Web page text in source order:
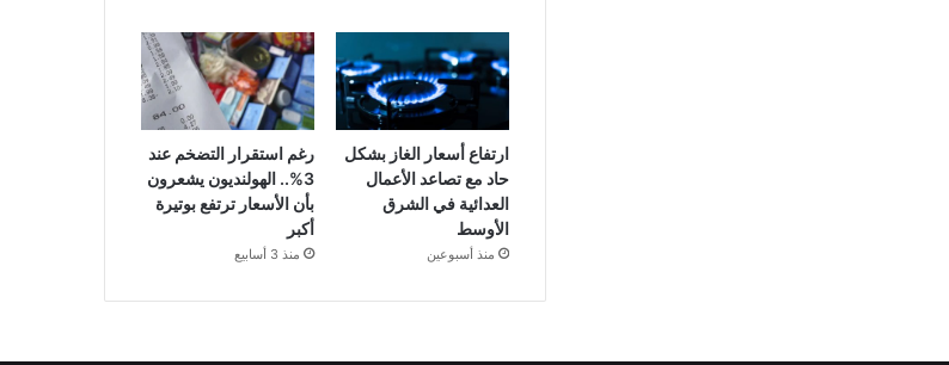
ارتفاع أسعار الغاز بشكل
حاد مع تصاعد الأعمال
العدائية في الشرق
الأوسط
منذ أسبوعين
رغم استقرار التضخم عند
3%.. الهولنديون يشعرون
بأن الأسعار ترتفع بوتيرة
أكبر
منذ 3 أسابيع